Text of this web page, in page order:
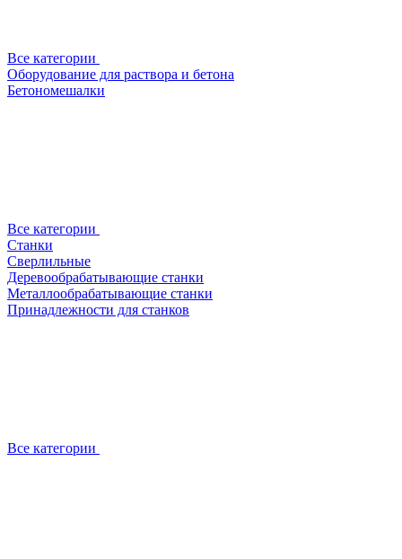
Все категории
Оборудование для раствора и бетона
Бетономешалки
Все категории
Станки
Сверлильные
Деревообрабатывающие станки
Металлообрабатывающие станки
Принадлежности для станков
Все категории